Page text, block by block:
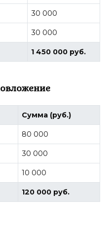
30 000
30 000
1 450 000 руб.
Сумма (руб.)
80 000
30 000
10 000
120 000 руб.